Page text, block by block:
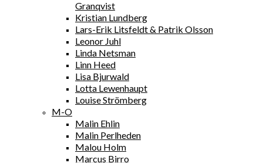
Granqvist
Kristian Lundberg
Lars-Erik Litsfeldt & Patrik Olsson
Leonor Juhl
Linda Netsman
Linn Heed
Lisa Bjurwald
Lotta Lewenhaupt
Louise Strömberg
M-O
Malin Ehlin
Malin Perlheden
Malou Holm
Marcus Birro